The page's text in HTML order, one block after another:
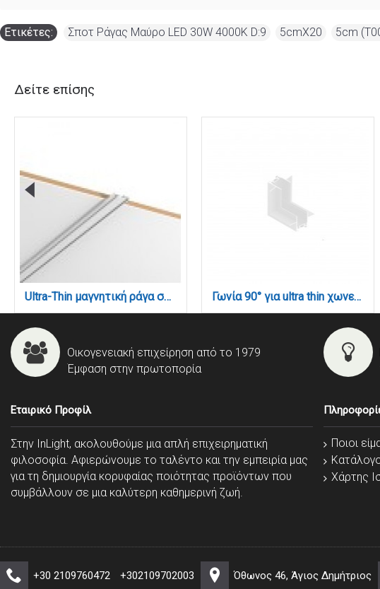
Ετικέτες: Σποτ Ράγας Μαύρο LED 30W 4000K D:9 5cmX20 5cm
Δείτε επίσης
Ultra-Thin μαγνητική ράγα σε λευκή απόχρωση D:3m (TR007-3-White) Γωνία 90° για ultra thin χωνευτή ράγα σε λευκή απόχρωση (TC031-White)
Οικογενειακή επιχείρηση από το 1979
Έμφαση στην πρωτοπορία
Εταιρικό Προφίλ
Στην InLight, ακολουθούμε μια απλή επιχειρηματική
φιλοσοφία. Αφιερώνουμε το ταλέντο και την εμπειρία μας
για τη δημιουργία κορυφαίας ποιότητας προϊόντων που
συμβάλλουν σε μια καλύτερη καθημερινή ζωή.
Ποιοι
Χάρτης
+30 2109760472 +302109702003 Όθωνος 46, Άγιος Δημήτριος